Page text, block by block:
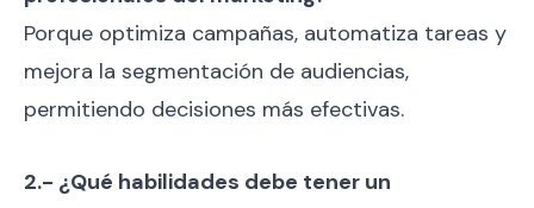
Porque optimiza campañas, automatiza tareas y
mejora la segmentación de audiencias,
permitiendo decisiones más efectivas.
2.- ¿Qué habilidades debe tener un